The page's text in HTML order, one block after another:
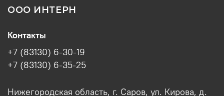
ООО ИНТЕРН
Контакты
+7 (83130) 6-30-19
+7 (83130) 6-35-25
Нижегородская область, г. Саров, ул. Кирова, д.